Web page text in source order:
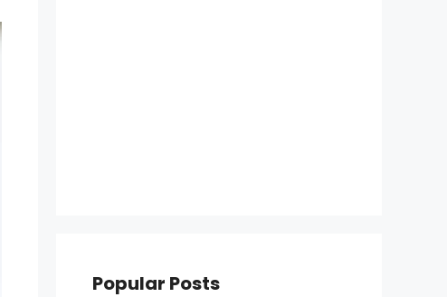
Popular Posts